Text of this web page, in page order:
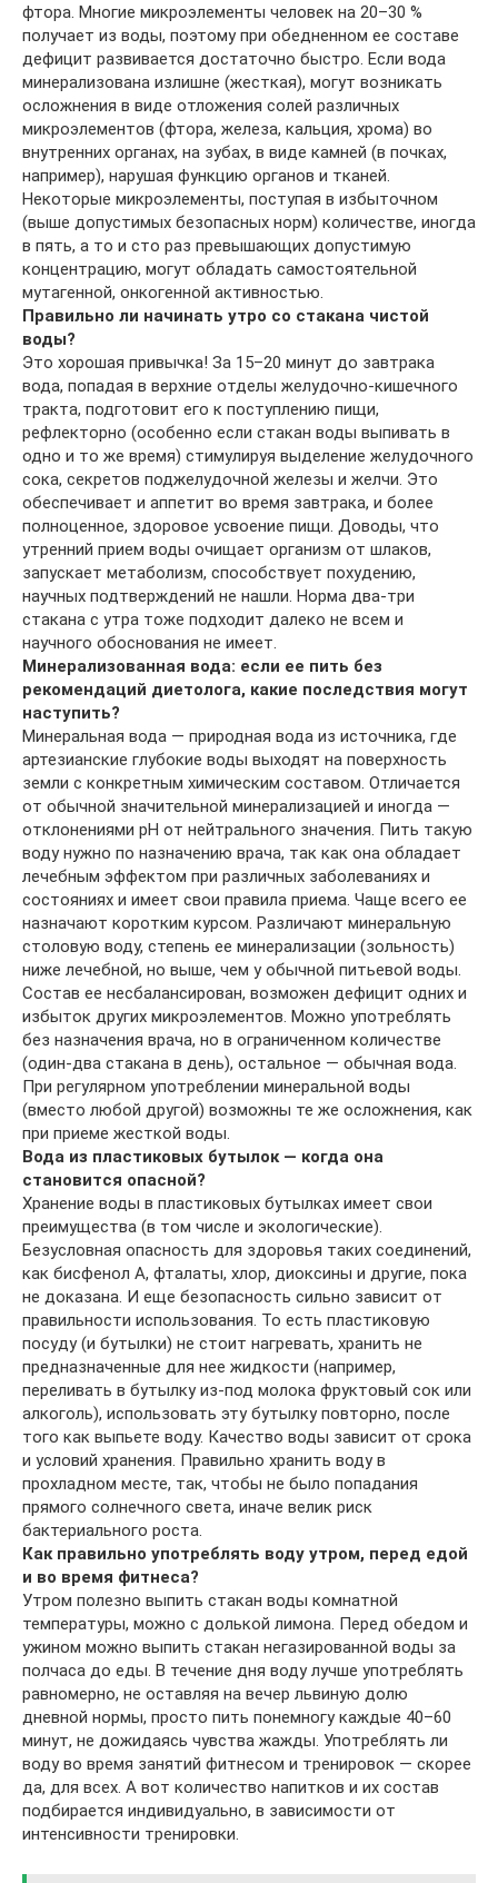
фтора. Многие микроэлементы человек на 20–30 %
получает из воды, поэтому при обедненном ее составе
дефицит развивается достаточно быстро. Если вода
минерализована излишне (жесткая), могут возникать
осложнения в виде отложения солей различных
микроэлементов (фтора, железа, кальция, хрома) во
внутренних органах, на зубах, в виде камней (в почках,
например), нарушая функцию органов и тканей.
Некоторые микроэлементы, поступая в избыточном
(выше допустимых безопасных норм) количестве, иногда
в пять, а то и сто раз превышающих допустимую
концентрацию, могут обладать самостоятельной
мутагенной, онкогенной активностью.
Правильно ли начинать утро со стакана чистой
воды?
Это хорошая привычка! За 15–20 минут до завтрака
вода, попадая в верхние отделы желудочно-кишечного
тракта, подготовит его к поступлению пищи,
рефлекторно (особенно если стакан воды выпивать в
одно и то же время) стимулируя выделение желудочного
сока, секретов поджелудочной железы и желчи. Это
обеспечивает и аппетит во время завтрака, и более
полноценное, здоровое усвоение пищи. Доводы, что
утренний прием воды очищает организм от шлаков,
запускает метаболизм, способствует похудению,
научных подтверждений не нашли. Норма два-три
стакана с утра тоже подходит далеко не всем и
научного обоснования не имеет.
Минерализованная вода: если ее пить без
рекомендаций диетолога, какие последствия могут
наступить?
Минеральная вода — природная вода из источника, где
артезианские глубокие воды выходят на поверхность
земли с конкретным химическим составом. Отличается
от обычной значительной минерализацией и иногда —
отклонениями рН от нейтрального значения. Пить такую
воду нужно по назначению врача, так как она обладает
лечебным эффектом при различных заболеваниях и
состояниях и имеет свои правила приема. Чаще всего ее
назначают коротким курсом. Различают минеральную
столовую воду, степень ее минерализации (зольность)
ниже лечебной, но выше, чем у обычной питьевой воды.
Состав ее несбалансирован, возможен дефицит одних и
избыток других микроэлементов. Можно употреблять
без назначения врача, но в ограниченном количестве
(один-два стакана в день), остальное — обычная вода.
При регулярном употреблении минеральной воды
(вместо любой другой) возможны те же осложнения, как
при приеме жесткой воды.
Вода из пластиковых бутылок — когда она
становится опасной?
Хранение воды в пластиковых бутылках имеет свои
преимущества (в том числе и экологические).
Безусловная опасность для здоровья таких соединений,
как бисфенол А, фталаты, хлор, диоксины и другие, пока
не доказана. И еще безопасность сильно зависит от
правильности использования. То есть пластиковую
посуду (и бутылки) не стоит нагревать, хранить не
предназначенные для нее жидкости (например,
переливать в бутылку из-под молока фруктовый сок или
алкоголь), использовать эту бутылку повторно, после
того как выпьете воду. Качество воды зависит от срока
и условий хранения. Правильно хранить воду в
прохладном месте, так, чтобы не было попадания
прямого солнечного света, иначе велик риск
бактериального роста.
Как правильно употреблять воду утром, перед едой
и во время фитнеса?
Утром полезно выпить стакан воды комнатной
температуры, можно с долькой лимона. Перед обедом и
ужином можно выпить стакан негазированной воды за
полчаса до еды. В течение дня воду лучше употреблять
равномерно, не оставляя на вечер львиную долю
дневной нормы, просто пить понемногу каждые 40–60
минут, не дожидаясь чувства жажды. Употреблять ли
воду во время занятий фитнесом и тренировок — скорее
да, для всех. А вот количество напитков и их состав
подбирается индивидуально, в зависимости от
интенсивности тренировки.